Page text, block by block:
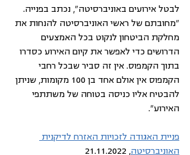
לבטל אירועים באוניברסיטה", נכתב בפנייה.
"מחובתם של ראשי האוניברסיטה להנחות את
מחלקת הביטחון לנקוט בכל האמצעים
הדרושים כדי לאפשר את קיום האירוע כסדרו
בתוך הקמפוס. אין זה סביר שבכל רחבי
הקמפוס אין אולם אחד בן 100 מקומות, שניתן
להבטיח אליו כניסה בטוחה של משתתפי
האירוע".
פניית האגודה לזכויות האזרח לדיקנית
האוניברסיטה, 21.11.2022